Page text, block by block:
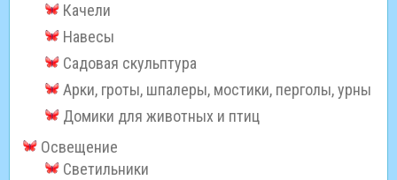
Качели
Навесы
Садовая скульптура
Арки, гроты, шпалеры, мостики, перголы, урны
Домики для животных и птиц
Освещение
Светильники